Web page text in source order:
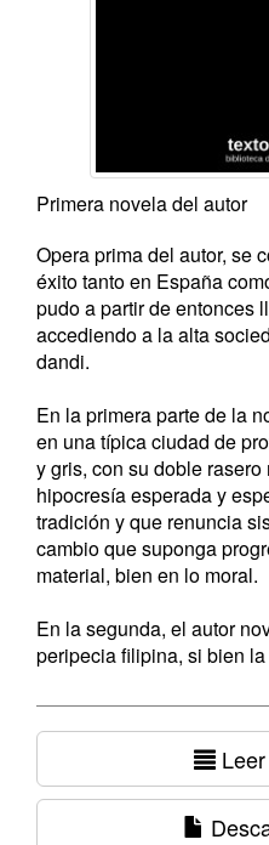
Primera novela del autor
Opera prima del autor, se
éxito tanto en España
pudo a partir de entonces
accediendo a la alta
dandi.
En la primera parte de la
en una típica ciudad de
y gris, con su doble
hipocresía esperada y
tradición y que renuncia
cambio que suponga
material, bien en lo moral.
En la segunda, el autor
peripecia filipina, si bien